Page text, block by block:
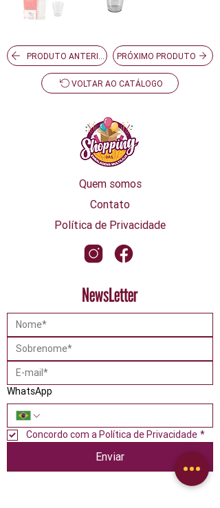
PRODUTO ANTERIOR PRÓXIMO PRODUTO
VOLTAR AO CATÁLOGO
Quem somos
Contato
Política de Privacidade
NewsLetter
WhatsApp
Concordo com a Política de Privacidade *
Enviar